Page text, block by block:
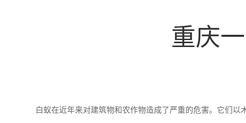
重庆
白蚁在近年来对建筑物和农作物造成了严重的危害。它们